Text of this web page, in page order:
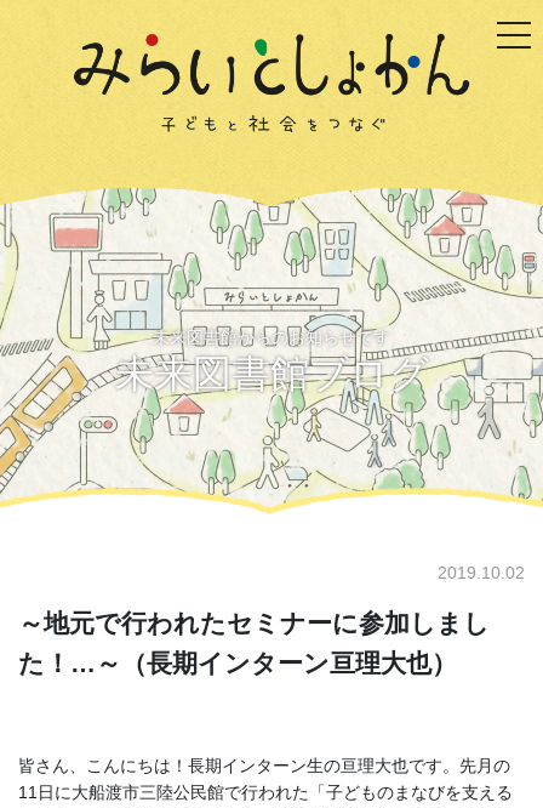
未来図書館からのお知らせです
未来図書館ブログ
2019.10.02
～地元で行われたセミナーに参加しまし
た！…～（長期インターン亘理大也）
皆さん、こんにちは！長期インターン生の亘理大也です。先月の
11日に大船渡市三陸公民館で行われた「子どものまなびを支える